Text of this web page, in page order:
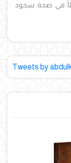
في صحة سجود
Tweets by